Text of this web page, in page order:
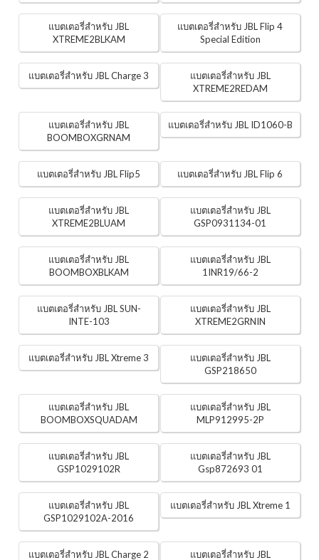
แบตเตอรี่สำหรับ JBL
XTREME2BLKAM
แบตเตอรี่สำหรับ JBL Flip 4
Special Edition
แบตเตอรี่สำหรับ JBL Charge 3
แบตเตอรี่สำหรับ JBL
XTREME2REDAM
แบตเตอรี่สำหรับ JBL
BOOMBOXGRNAM
แบตเตอรี่สำหรับ JBL ID1060-B
แบตเตอรี่สำหรับ JBL Flip5 แบตเตอรี่สำหรับ JBL Flip 6
แบตเตอรี่สำหรับ JBL
XTREME2BLUAM
แบตเตอรี่สำหรับ JBL
GSP0931134-01
แบตเตอรี่สำหรับ JBL
BOOMBOXBLKAM
แบตเตอรี่สำหรับ JBL
1INR19/66-2
แบตเตอรี่สำหรับ JBL SUN-
INTE-103
แบตเตอรี่สำหรับ JBL
XTREME2GRNIN
แบตเตอรี่สำหรับ JBL Xtreme 3
แบตเตอรี่สำหรับ JBL
GSP218650
แบตเตอรี่สำหรับ JBL
BOOMBOXSQUADAM
แบตเตอรี่สำหรับ JBL
MLP912995-2P
แบตเตอรี่สำหรับ JBL
GSP1029102R
แบตเตอรี่สำหรับ JBL
Gsp872693 01
แบตเตอรี่สำหรับ JBL
GSP1029102A-2016
แบตเตอรี่สำหรับ JBL Xtreme 1
แบตเตอรี่สำหรับ JBL Charge 2
แบตเตอรี่สำหรับ JBL